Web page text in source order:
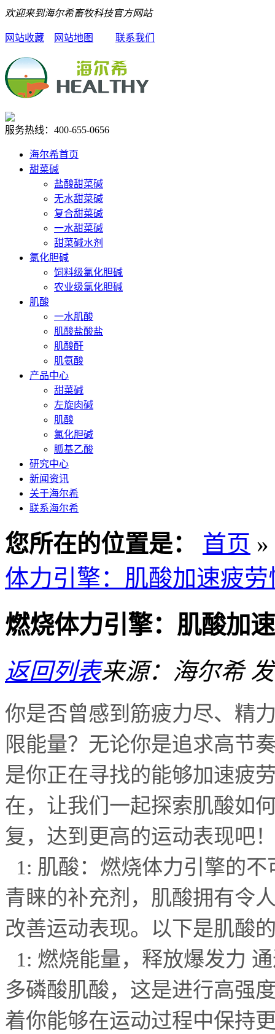
欢迎来到海尔希畜牧科技官方网站
网站收藏 网站地图 联系我们
服务热线： 400-655-0656
海尔希首页
甜菜碱
盐酸甜菜碱
无水甜菜碱
复合甜菜碱
一水甜菜碱
甜菜碱水剂
氯化胆碱
饲料级氯化胆碱
农业级氯化胆碱
肌酸
一水肌酸
肌酸盐酸盐
肌酸酐
肌氨酸
产品中心
甜菜碱
左旋肉碱
肌酸
氯化胆碱
胍基乙酸
研究中心
新闻资讯
关于海尔希
联系海尔希
您所在的位置是： 首页 »
体力引擎：肌酸加速疲
燃烧体力引擎：肌酸加
返回列表来源：海尔希
你是否曾感到筋疲力尽、精
限能量？无论你是追求高节
是你正在寻找的能够加速疲
在，让我们一起探索肌酸如
复，达到更高的运动表现吧
1: 肌酸：燃烧体力引擎的
青睐的补充剂，肌酸拥有令
改善运动表现。以下是肌酸
1: 燃烧能量，释放爆发力
多磷酸肌酸，这是进行高强
着你能够在运动过程中保持